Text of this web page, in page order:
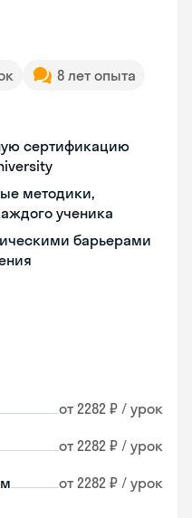
8 лет опыта
сертификацию
методики,
ученика
барьерами
от 2282 ₽ / урок
от 2282 ₽ / урок
от 2282 ₽ / урок